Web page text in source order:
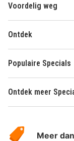
Voordelig weg
Ontdek
Populaire Specials
Ontdek meer
HotelSpecials
Meer